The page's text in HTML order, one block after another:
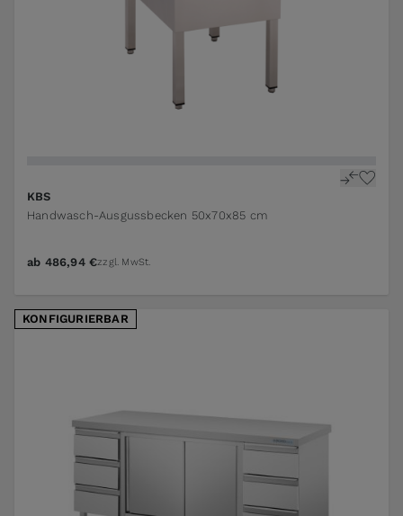
KBS
Handwasch-Ausgussbecken 50x70x85 cm
ab 486,94 €zzgl. MwSt.
KONFIGURIERBAR